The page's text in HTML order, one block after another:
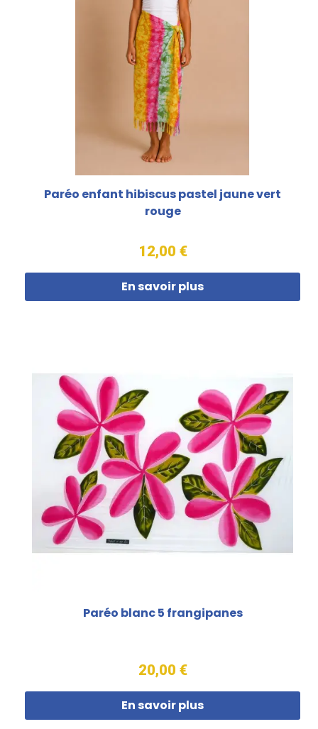
Paréo enfant hibiscus pastel jaune vert
rouge
12,00 €
En savoir plus
Paréo blanc 5 frangipanes
20,00 €
En savoir plus